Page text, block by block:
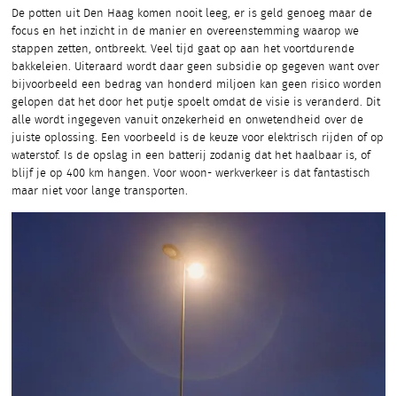
De potten uit Den Haag komen nooit leeg, er is geld genoeg maar de
focus en het inzicht in de manier en overeenstemming waarop we
stappen zetten, ontbreekt. Veel tijd gaat op aan het voortdurende
bakkeleien. Uiteraard wordt daar geen subsidie op gegeven want over
bijvoorbeeld een bedrag van honderd miljoen kan geen risico worden
gelopen dat het door het putje spoelt omdat de visie is veranderd. Dit
alle wordt ingegeven vanuit onzekerheid en onwetendheid over de
juiste oplossing. Een voorbeeld is de keuze voor elektrisch rijden of op
waterstof. Is de opslag in een batterij zodanig dat het haalbaar is, of
blijf je op 400 km hangen. Voor woon- werkverkeer is dat fantastisch
maar niet voor lange transporten.